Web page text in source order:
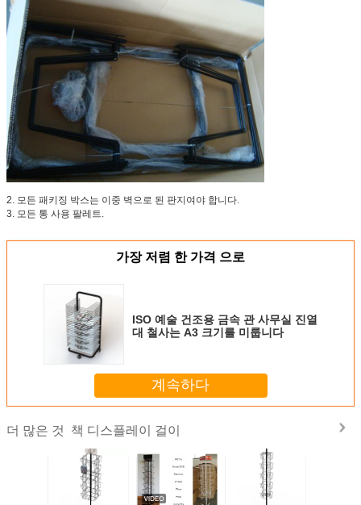
2. 모든 패키징 박스는 이중 벽으로 된 판지여야 합니다.
3. 모든 통 사용 팔레트.
가장 저렴 한 가격 으로
ISO 예술 건조용 금속 관 사무실 진열
대 철사는 A3 크기를 미룹니다
계속하다
더 많은 것 책 디스플레이 걸이